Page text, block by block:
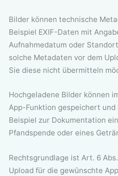
Bilder können technische
Beispiel EXIF-Daten mit
Aufnahmedatum oder
solche Metadaten vor dem
Sie diese nicht übermitteln
Hochgeladene Bilder können
App-Funktion gespeichert
Beispiel zur Dokumentation
Pfandspende oder eines
Rechtsgrundlage ist Art. 6
Upload für die gewünschte